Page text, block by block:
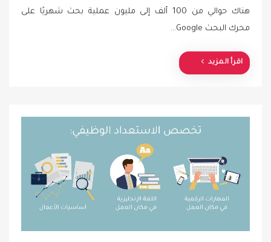
t
e
o
n
هناك حوالي من 100 ألف إلى مليون عملية بحث شهريًا على
محرك البحث Google…
اقرأ المزيد